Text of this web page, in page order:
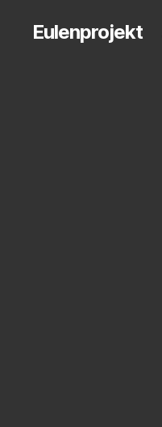
Eulenprojekt